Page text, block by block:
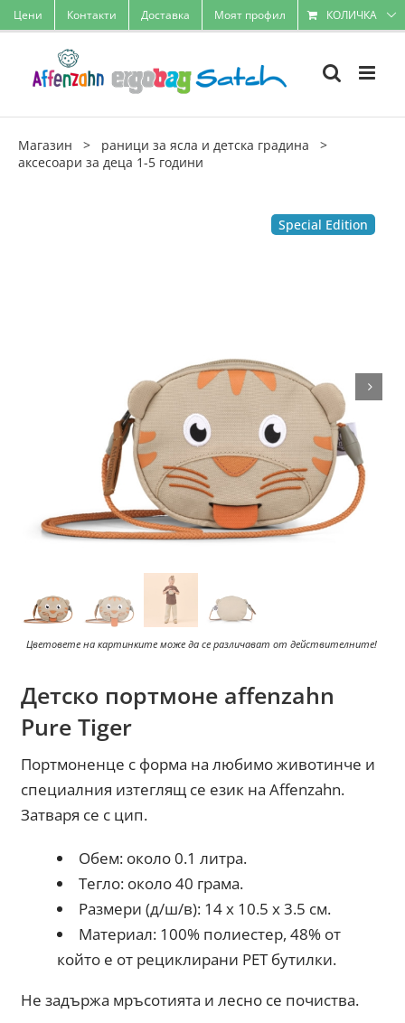
Skip
to
Цени Контакти Доставка Моят профил КОЛИЧКА
Магазин > раници за ясла и детска градина >
аксесоари за деца 1-5 години
Special Edition
Цветовете на картинките може да се различават от действителните!
Детско портмоне affenzahn
Pure Tiger
Портмоненце с форма на любимо животинче и
специалния изтеглящ се език на Affenzahn.
Затваря се с цип.
Обем: около 0.1 литра.
Тегло: около 40 грама.
Размери (д/ш/в): 14 x 10.5 x 3.5 см.
Материал: 100% полиестер, 48% от
който е от рециклирани PET бутилки.
Не задържа мръсотията и лесно се почиства.